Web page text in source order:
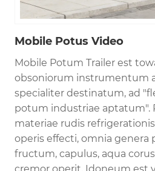
Mobile Potus Video
Mobile Potum Trailer est
obsoniorum instrumentum
specialiter destinatum, ad
potum industriae aptatum".
materiae rudis
operis effecti, omnia genera
fructum, capulus, aqua
cremor operit. Idoneum est